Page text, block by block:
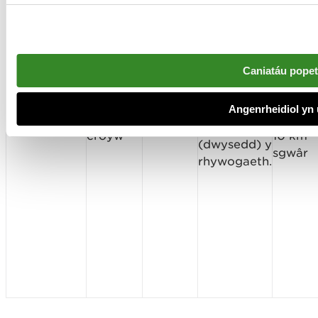
Caniatáu
Angenrheidiol yn
margaritifera
croyw
dwf
leoliad a
chofnodion
o niferoedd
(dwysedd) y
rhywogaeth.
grid 2
ffigur
10 km
sgwâr